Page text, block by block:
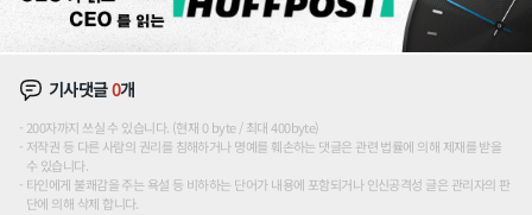
기사댓글0개
200자까지 쓰실 수 있습니다. (현재 0 byte / 최대 400byte)
저작권 등 다른 사람의 권리를 침해하거나 명예를 훼손하는 댓글은 관련 법률에 의해 제재를 받을
수 있습니다.
타인에게 불쾌감을 주는 욕설 등 비하하는 단어가 내용에 포함되거나 인신공격성 글은 관리자의 판
단에 의해 삭제 합니다.